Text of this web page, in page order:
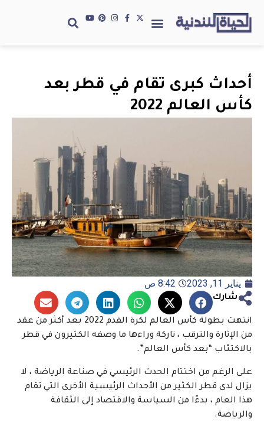
أحداث كبرى تقام في قطر بعد
كأس العالم 2022
يناير 11, 2023 8:42 ص
شارك
انتهت بطولة كأس العالم لكرة القدم 2022 بعد أكثر من عقد
من الإثارة والترقب ، تاركة وراءها ما وصفه الكثيرون في قطر
بالاكتئاب “بعد كأس العالم”.
على الرغم من اختتام الحدث الرئيسي في صناعة الرياضة ، لا
يزال لدى قطر الكثير من الأحداث الرئيسية الأخرى التي تقام
هذا العام ، بدءًا من السياسة والاقتصاد إلى الثقافة
والرياضة.